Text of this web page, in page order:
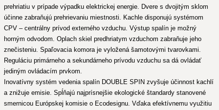
prehriatiu v prípade výpadku elektrickej energie. Dvere s dvojitým sklom
účinne zabraňujú prehrievaniu miestnosti. Kachle disponujú systémom
CPV – centrálny prívod externého vzduchu. Výstup spalín je možný
horným odvodom. Oplach skiel predhriatym vzduchom zabraňuje jeho
znečisteniu. Spaľovacia komora je vyložená šamotovými tvarovkami.
Reguláciu primárneho a sekundárneho prívodu vzduchu sa dá ovládať
jediným ovládacím prvkom.
Inovatívny systém vedenia spalín DOUBLE SPIN zvyšuje účinnost kachlí
a znižuje emisie. Spĺňajú najprísnejšie ekologické štandardy stanovené
smernicou Európskej komisie o Ecodesignu. Vďaka efektívnemu využitiu